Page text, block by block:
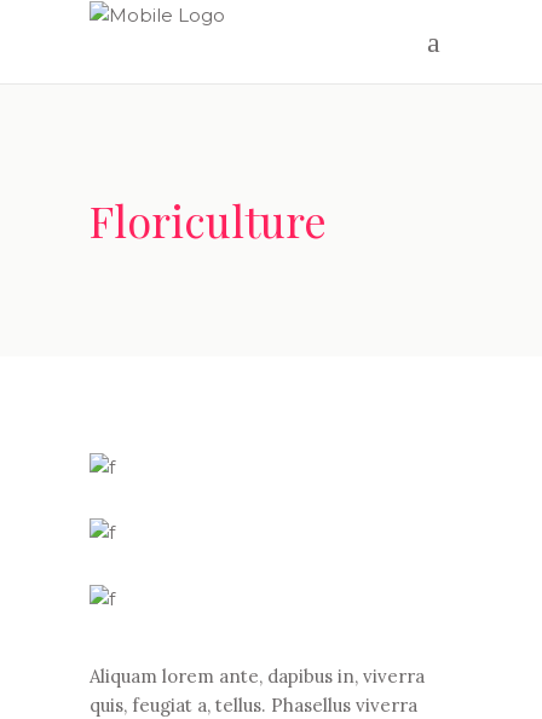
Floriculture
Aliquam lorem ante, dapibus in, viverra
quis, feugiat a, tellus. Phasellus viverra